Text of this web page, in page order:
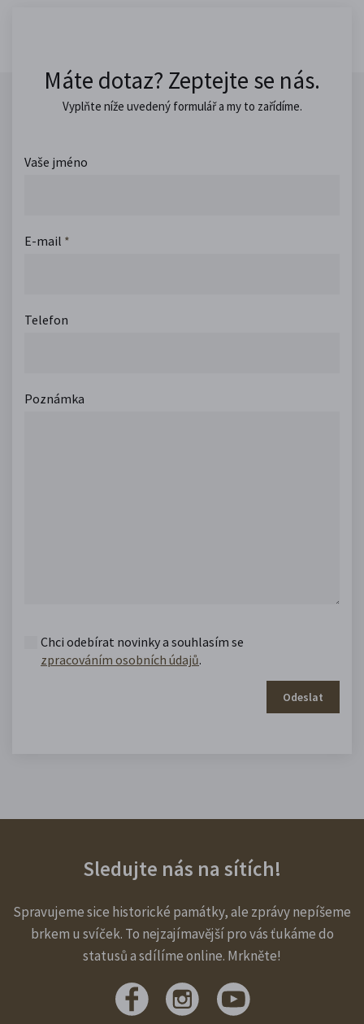
Máte dotaz? Zeptejte se nás.
Vyplňte níže uvedený formulář a my to zařídíme.
Vaše jméno
E-mail *
Telefon
Poznámka
Chci odebírat novinky a souhlasím se
zpracováním osobních údajů.
Odeslat
Sledujte nás na sítích!
Spravujeme sice historické památky, ale zprávy nepíšeme
brkem u svíček. To nejzajímavější pro vás ťukáme do
statusů a sdílíme online. Mrkněte!